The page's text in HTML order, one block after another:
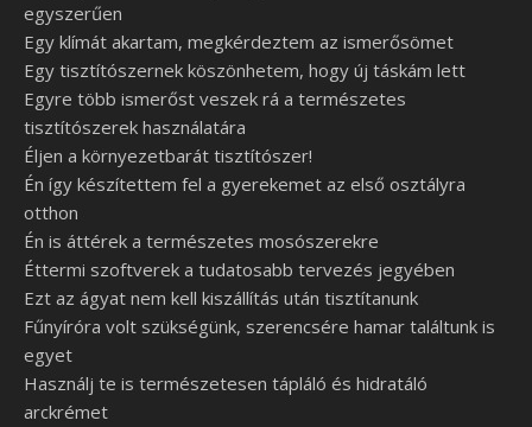
egyszerűen
Egy klímát akartam, megkérdeztem az ismerősömet
Egy tisztítószernek köszönhetem, hogy új táskám lett
Egyre több ismerőst veszek rá a természetes
tisztítószerek használatára
Éljen a környezetbarát tisztítószer!
Én így készítettem fel a gyerekemet az első osztályra
otthon
Én is áttérek a természetes mosószerekre
Éttermi szoftverek a tudatosabb tervezés jegyében
Ezt az ágyat nem kell kiszállítás után tisztítanunk
Fűnyíróra volt szükségünk, szerencsére hamar találtunk is
egyet
Használj te is természetesen tápláló és hidratáló
arckrémet